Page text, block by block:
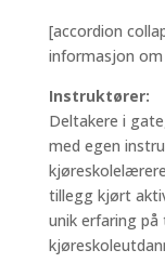
[accordion
informasjon om
Instruktører:
Deltakere i
med egen
tillegg kjørt
unik erfaring